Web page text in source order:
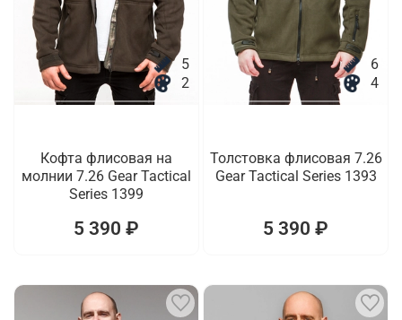
5
2
Кофта флисовая на
молнии 7.26 Gear Tactical
Series 1399
5 390 ₽
6
4
Толстовка флисовая 7.26
Gear Tactical Series 1393
5 390 ₽